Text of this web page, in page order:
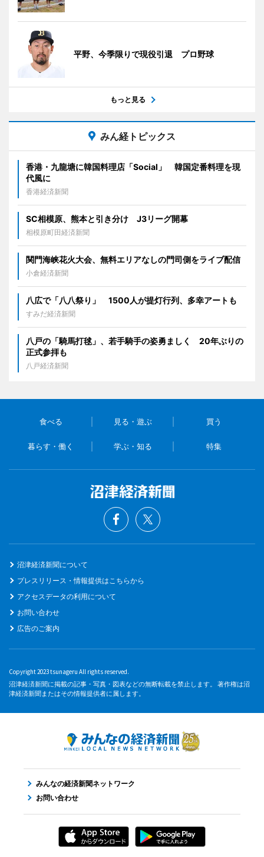
平野、今季限りで現役引退 プロ野球
もっと見る
みん経トピックス
香港・九龍塘に韓国料理店「Social」 韓国定番料理を現
代風に
香港経済新聞
SC相模原、熊本と引き分け J3リーグ開幕
相模原町田経済新聞
関門海峡花火大会、無料エリアなしの門司側をライブ配信
小倉経済新聞
八広で「八八祭り」 1500人が提灯行列、多幸アートも
すみだ経済新聞
八戸の「騎馬打毬」、若手騎手の姿勇ましく 20年ぶりの
正式参拝も
八戸経済新聞
食べる 見る・遊ぶ 買う
暮らす・働く 学ぶ・知る 特集
沼津経済新聞について
プレスリリース・情報提供はこちらから
アクセスデータの利用について
お問い合わせ
広告のご案内
Copyright 2023 tsunageru All rights reserved.
沼津経済新聞に掲載の記事・写真・図表などの無断転載を禁止します。 著作権は沼
津経済新聞またはその情報提供者に属します。
みんなの経済新聞ネットワーク
お問い合わせ